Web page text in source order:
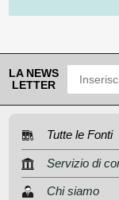
LA NEWS
LETTER
Tutte le Fonti
Servizio di
Chi siamo